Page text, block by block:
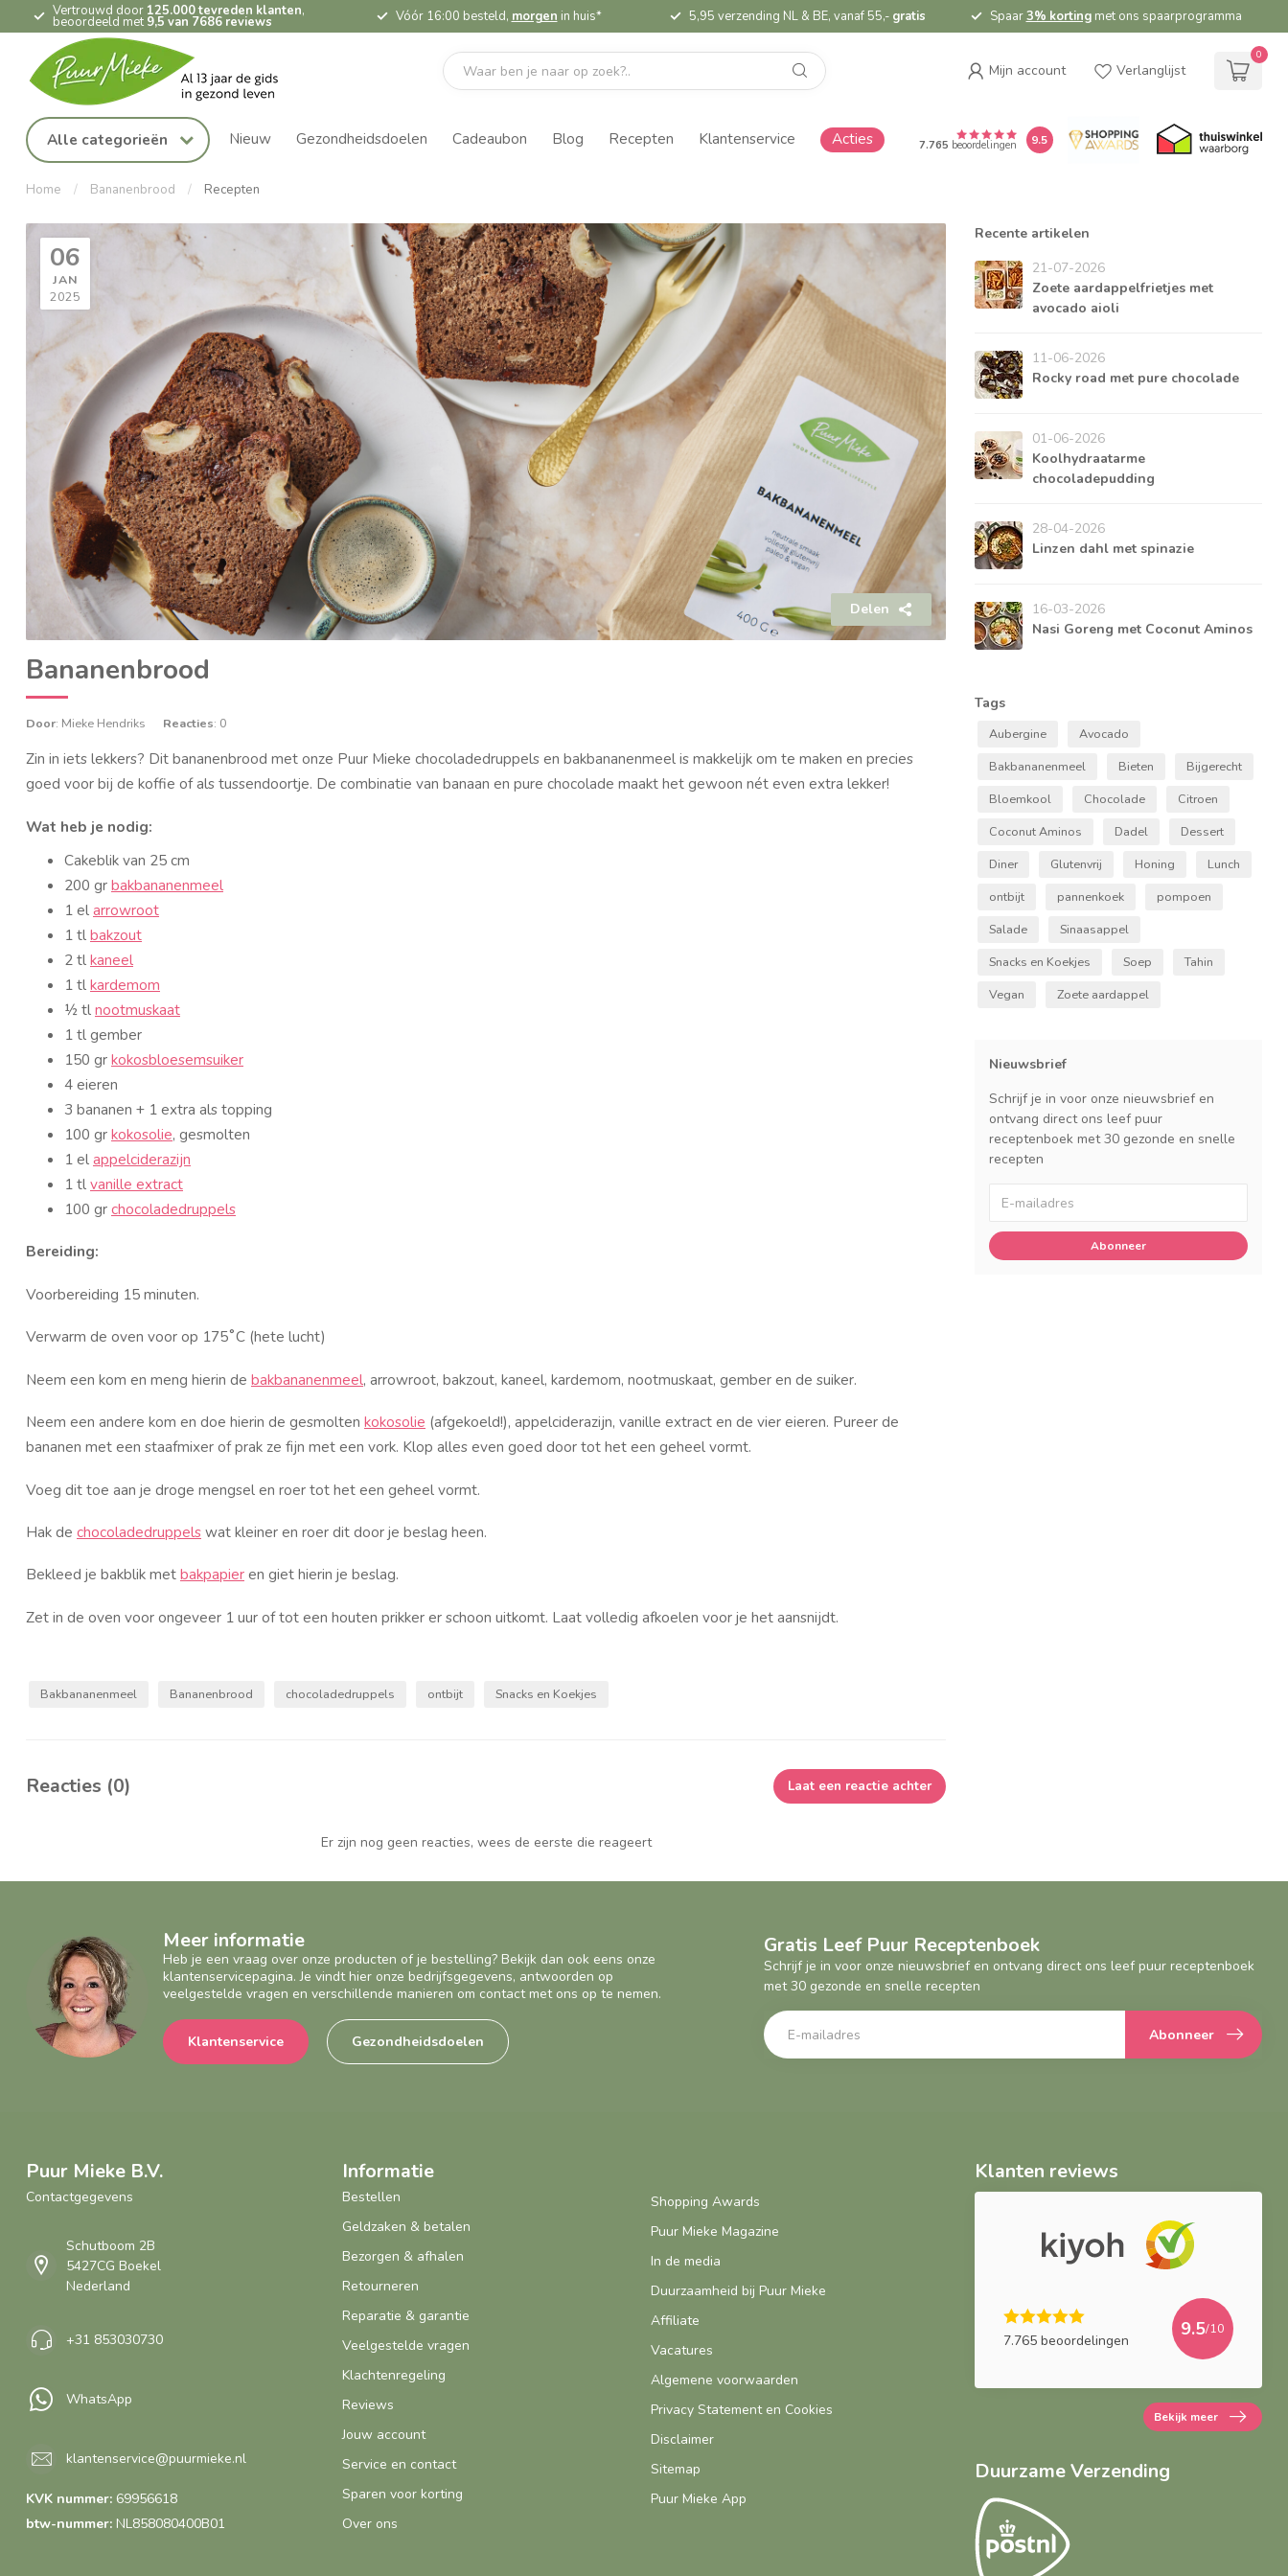
Vertrouwd door 125.000 tevreden klanten,
beoordeeld met 9,5 van 7686 reviews Vóór 16:00 besteld, morgen in huis* 5,95 verzending NL & BE, vanaf 55,- gratis Spaar3% kortingmet ons spaarprogramma
Mijn account Verlanglijst
0
Alle categorieën Nieuw Gezondheidsdoelen Cadeaubon Blog Recepten Klantenservice Acties 7.765 beoordelingen 9.5
Home / Bananenbrood / Recepten
06
JAN
2025
Delen
Bananenbrood
Door: Mieke Hendriks Reacties: 0
Zin in iets lekkers? Dit bananenbrood met onze Puur Mieke chocoladedruppels en bakbananenmeel is makkelijk om te maken en precies
goed voor bij de koffie of als tussendoortje. De combinatie van banaan en pure chocolade maakt het gewoon nét even extra lekker!
Wat heb je nodig:
Cakeblik van 25 cm
200 grbakbananenmeel
1 elarrowroot
1 tlbakzout
2 tlkaneel
1 tlkardemom
½ tlnootmuskaat
1 tl gember
150 grkokosbloesemsuiker
4 eieren
3 bananen + 1 extra als topping
100 grkokosolie, gesmolten
1 elappelciderazijn
1 tlvanille extract
100 grchocoladedruppels
Bereiding:
Voorbereiding 15 minuten.
Verwarm de oven voor op 175˚C (hete lucht)
Neem een kom en meng hierin de bakbananenmeel, arrowroot, bakzout, kaneel, kardemom, nootmuskaat, gember en de suiker.
Neem een andere kom en doe hierin de gesmolten kokosolie (afgekoeld!), appelciderazijn, vanille extract en de vier eieren. Pureer de
bananen met een staafmixer of prak ze fijn met een vork. Klop alles even goed door tot het een geheel vormt.
Voeg dit toe aan je droge mengsel en roer tot het een geheel vormt.
Hak de chocoladedruppelswat kleiner en roer dit door je beslag heen.
Bekleed je bakblik metbakpapieren giet hierin je beslag.
Zet in de oven voor ongeveer 1 uur of tot een houten prikker er schoon uitkomt. Laat volledig afkoelen voor je het aansnijdt.
Bakbananenmeel Bananenbrood chocoladedruppels ontbijt Snacks en Koekjes
Reacties (0) Laat een reactie achter
Er zijn nog geen reacties, wees de eerste die reageert
Recente artikelen
21-07-2026
Zoete aardappelfrietjes met
avocado aioli
11-06-2026
Rocky road met pure chocolade
01-06-2026
Koolhydraatarme
chocoladepudding
28-04-2026
Linzen dahl met spinazie
16-03-2026
Nasi Goreng met Coconut Aminos
Tags
Aubergine
Avocado
Bakbananenmeel
Bieten
Bijgerecht
Bloemkool
Chocolade
Citroen
Coconut Aminos
Dadel
Dessert
Diner
Glutenvrij Honing
Lunch
ontbijt
pannenkoek
pompoen
Salade
Sinaasappel
Snacks en Koekjes
Soep
Tahin
Vegan
Zoete aardappel
Nieuwsbrief
Schrijf je in voor onze nieuwsbrief en
ontvang direct ons leef puur
receptenboek met 30 gezonde en snelle
recepten
Abonneer
Meer informatie
Heb je een vraag over onze producten of je bestelling? Bekijk dan ook eens onze
klantenservicepagina. Je vindt hier onze bedrijfsgegevens, antwoorden op
veelgestelde vragen en verschillende manieren om contact met ons op te nemen.
Klantenservice Gezondheidsdoelen
Gratis Leef Puur Receptenboek
Schrijf je in voor onze nieuwsbrief en ontvang direct ons leef puur receptenboek
met 30 gezonde en snelle recepten
Abonneer
Puur Mieke B.V.
Contactgegevens
Schutboom 2B
5427CG Boekel
Nederland
+31 853030730
WhatsApp
klantenservice@puurmieke.nl
KVK nummer: 69956618
btw-nummer: NL858080400B01
Informatie
Bestellen
Geldzaken & betalen
Bezorgen & afhalen
Retourneren
Reparatie & garantie
Veelgestelde vragen
Klachtenregeling
Reviews
Jouw account
Service en contact
Sparen voor korting
Over ons
Shopping Awards
Puur Mieke Magazine
In de media
Duurzaamheid bij Puur Mieke
Affiliate
Vacatures
Algemene voorwaarden
Privacy Statement en Cookies
Disclaimer
Sitemap
Puur Mieke App
Klanten reviews
7.765 beoordelingen
9.5/10
Bekijk meer
Duurzame Verzending